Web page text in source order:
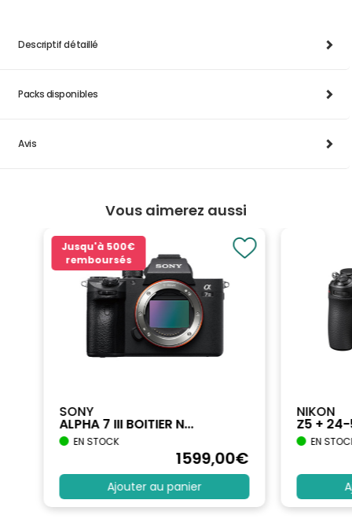
Descriptif détaillé
Packs disponibles
Avis
Vous aimerez aussi
Jusqu'à 500€
remboursés
SONY
ALPHA 7 III BOITIER N...
EN STOCK
1599,00€
Ajouter au panier
NIKON
Z5 +
EN